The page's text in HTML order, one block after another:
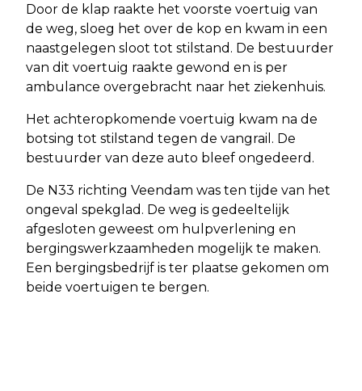
Door de klap raakte het voorste voertuig van
de weg, sloeg het over de kop en kwam in een
naastgelegen sloot tot stilstand. De bestuurder
van dit voertuig raakte gewond en is per
ambulance overgebracht naar het ziekenhuis.
Het achteropkomende voertuig kwam na de
botsing tot stilstand tegen de vangrail. De
bestuurder van deze auto bleef ongedeerd.
De N33 richting Veendam was ten tijde van het
ongeval spekglad. De weg is gedeeltelijk
afgesloten geweest om hulpverlening en
bergingswerkzaamheden mogelijk te maken.
Een bergingsbedrijf is ter plaatse gekomen om
beide voertuigen te bergen.